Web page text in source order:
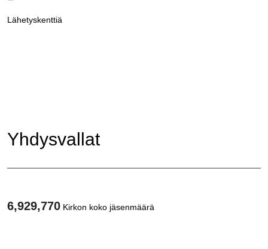
Lähetyskenttiä
Yhdysvallat
6,929,770 Kirkon koko jäsenmäärä